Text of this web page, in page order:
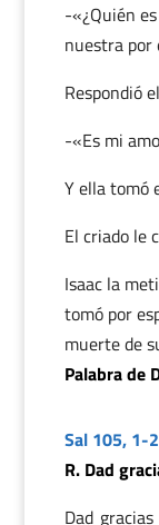
-«¿Quién
nuestra por
Respondió
-«Es mi
Y ella tomó
El criado le
Isaac la
tomó por
muerte de
Palabra de
Sal 105, 1-
R. Dad
Dad